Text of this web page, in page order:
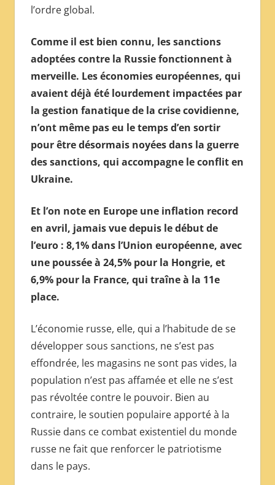
l’ordre global.
Comme il est bien connu, les sanctions
adoptées contre la Russie fonctionnent à
merveille. Les économies européennes, qui
avaient déjà été lourdement impactées par
la gestion fanatique de la crise covidienne,
n’ont même pas eu le temps d’en sortir
pour être désormais noyées dans la guerre
des sanctions, qui accompagne le conflit en
Ukraine.
Et l’on note en Europe une inflation record
en avril, jamais vue depuis le début de
l’euro : 8,1% dans l’Union européenne, avec
une poussée à 24,5% pour la Hongrie, et
6,9% pour la France, qui traîne à la 11e
place.
L’économie russe, elle, qui a l’habitude de se
développer sous sanctions, ne s’est pas
effondrée, les magasins ne sont pas vides, la
population n’est pas affamée et elle ne s’est
pas révoltée contre le pouvoir. Bien au
contraire, le soutien populaire apporté à la
Russie dans ce combat existentiel du monde
russe ne fait que renforcer le patriotisme
dans le pays.